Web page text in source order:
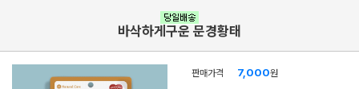
바삭하게구운 문경황태
판매가격 7,000원